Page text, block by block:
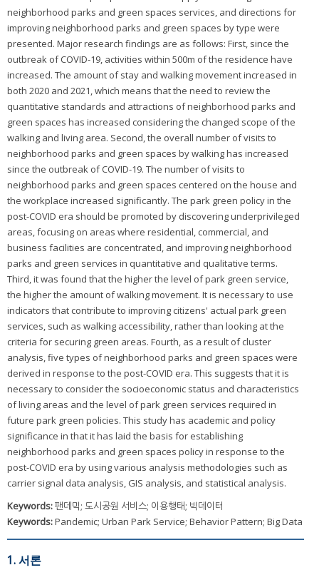
neighborhood parks and green spaces services, and directions for
improving neighborhood parks and green spaces by type were
presented. Major research findings are as follows: First, since the
outbreak of COVID-19, activities within 500m of the residence have
increased. The amount of stay and walking movement increased in
both 2020 and 2021, which means that the need to review the
quantitative standards and attractions of neighborhood parks and
green spaces has increased considering the changed scope of the
walking and living area. Second, the overall number of visits to
neighborhood parks and green spaces by walking has increased
since the outbreak of COVID-19. The number of visits to
neighborhood parks and green spaces centered on the house and
the workplace increased significantly. The park green policy in the
post-COVID era should be promoted by discovering underprivileged
areas, focusing on areas where residential, commercial, and
business facilities are concentrated, and improving neighborhood
parks and green services in quantitative and qualitative terms.
Third, it was found that the higher the level of park green service,
the higher the amount of walking movement. It is necessary to use
indicators that contribute to improving citizens' actual park green
services, such as walking accessibility, rather than looking at the
criteria for securing green areas. Fourth, as a result of cluster
analysis, five types of neighborhood parks and green spaces were
derived in response to the post-COVID era. This suggests that it is
necessary to consider the socioeconomic status and characteristics
of living areas and the level of park green services required in
future park green policies. This study has academic and policy
significance in that it has laid the basis for establishing
neighborhood parks and green spaces policy in response to the
post-COVID era by using various analysis methodologies such as
carrier signal data analysis, GIS analysis, and statistical analysis.
Keywords:팬데믹; 도시공원 서비스; 이용행태; 빅데이터
Keywords:Pandemic; Urban Park Service; Behavior Pattern; Big Data
1. 서론